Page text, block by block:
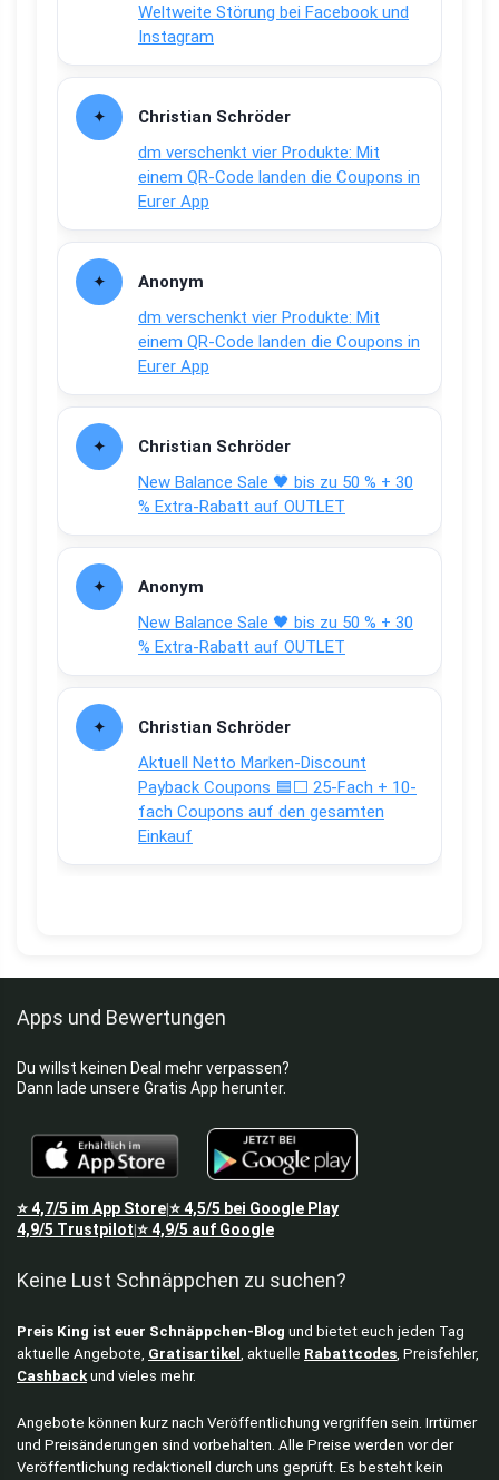
Weltweite Störung bei Facebook und
Instagram
Christian Schröder
dm verschenkt vier Produkte: Mit
einem QR-Code landen die Coupons in
Eurer App
Anonym
dm verschenkt vier Produkte: Mit
einem QR-Code landen die Coupons in
Eurer App
Christian Schröder
New Balance Sale 🖤 bis zu 50 % + 30
% Extra-Rabatt auf OUTLET
Anonym
New Balance Sale 🖤 bis zu 50 % + 30
% Extra-Rabatt auf OUTLET
Christian Schröder
Aktuell Netto Marken-Discount
Payback Coupons 🟦⬜ 25-Fach + 10-
fach Coupons auf den gesamten
Einkauf
Apps und Bewertungen
Du willst keinen Deal mehr verpassen?
Dann lade unsere Gratis App herunter.
⭐4,7/5 im App Store⭐4,5/5 bei Google Play
4,9/5 Trustpilot ⭐4,9/5 auf Google
Keine Lust Schnäppchen zu suchen?
Preis King ist euer Schnäppchen-Blog und bietet euch jeden Tag
aktuelle Angebote, Gratisartikel , aktuelle Rabattcodes, Preisfehler,
Cashbackund vieles mehr.
Angebote können kurz nach Veröffentlichung vergriffen sein. Irrtümer
und Preisänderungen sind vorbehalten. Alle Preise werden vor der
Veröffentlichung redaktionell durch uns geprüft. Es besteht kein